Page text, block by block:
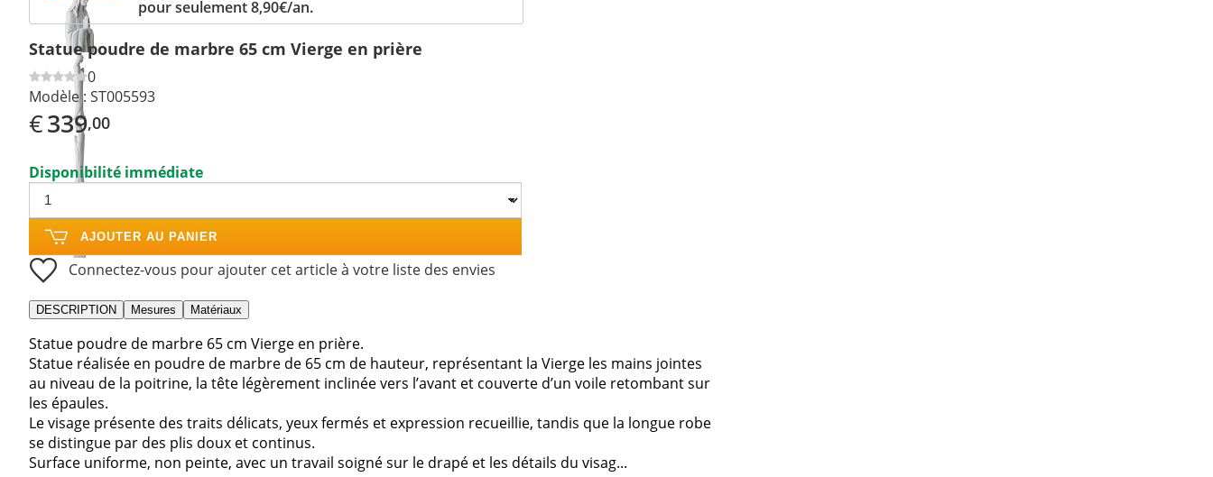
pour seulement 8,90€/an.
Statue poudre de marbre 65 cm Vierge en prière
0
Modèle : ST005593
€339,00
Disponibilité immédiate
AJOUTER AU PANIER
Connectez-vous pour ajouter cet article à votre liste des envies
DESCRIPTION Mesures Matériaux
Statue poudre de marbre 65 cm Vierge en prière.
Statue réalisée en poudre de marbre de 65 cm de hauteur, représentant la Vierge les mains jointes
au niveau de la poitrine, la tête légèrement inclinée vers l’avant et couverte d’un voile retombant sur
les épaules.
Le visage présente des traits délicats, yeux fermés et expression recueillie, tandis que la longue robe
se distingue par des plis doux et continus.
Surface uniforme, non peinte, avec un travail soigné sur le drapé et les détails du visag...